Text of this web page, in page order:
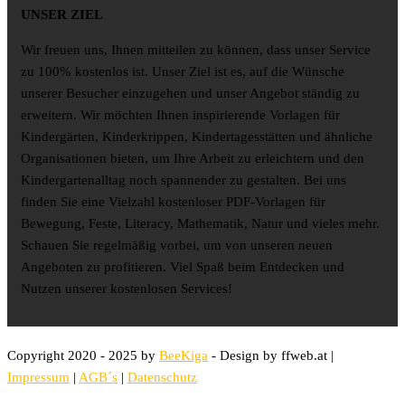
UNSER ZIEL
Wir freuen uns, Ihnen mitteilen zu können, dass unser Service
zu 100% kostenlos ist. Unser Ziel ist es, auf die Wünsche
unserer Besucher einzugehen und unser Angebot ständig zu
erweitern. Wir möchten Ihnen inspirierende Vorlagen für
Kindergärten, Kinderkrippen, Kindertagesstätten und ähnliche
Organisationen bieten, um Ihre Arbeit zu erleichtern und den
Kindergartenalltag noch spannender zu gestalten. Bei uns
finden Sie eine Vielzahl kostenloser PDF-Vorlagen für
Bewegung, Feste, Literacy, Mathematik, Natur und vieles mehr.
Schauen Sie regelmäßig vorbei, um von unseren neuen
Angeboten zu profitieren. Viel Spaß beim Entdecken und
Nutzen unserer kostenlosen Services!
Copyright 2020 - 2025 by BeeKiga - Design by ffweb.at |
Impressum | AGB´s | Datenschutz